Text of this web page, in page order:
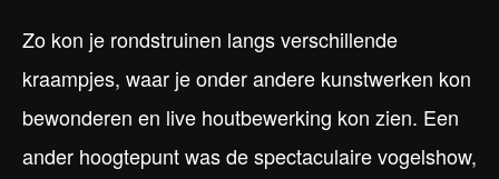
Zo kon je rondstruinen langs verschillende
kraampjes, waar je onder andere kunstwerken kon
bewonderen en live houtbewerking kon zien. Een
ander hoogtepunt was de spectaculaire vogelshow,